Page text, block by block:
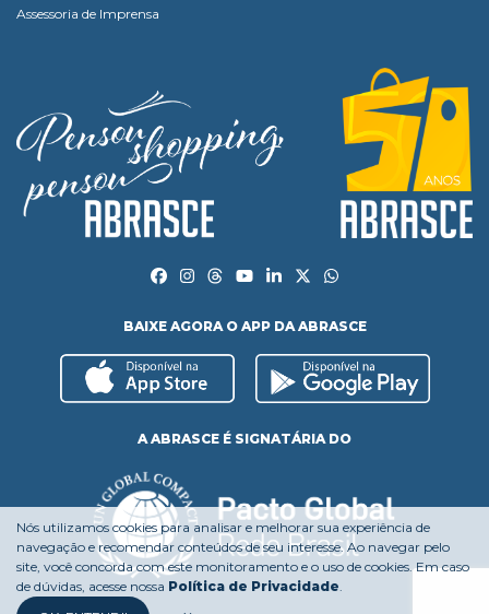
Assessoria de Imprensa
BAIXE AGORA O APP DA ABRASCE
A ABRASCE É SIGNATÁRIA DO
Nós utilizamos cookies para analisar e melhorar sua experiência de
navegação e recomendar conteúdos de seu interesse. Ao navegar pelo
site, você concorda com este monitoramento e o uso de cookies. Em caso
de dúvidas, acesse nossa Política de Privacidade.